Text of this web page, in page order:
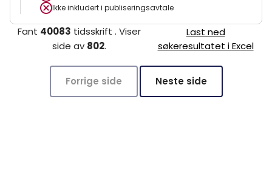
Ikke inkludert i publiseringsavtale
Fant 40083 tidsskrift .Viser
side av 802.
Last ned
søkeresultatet i Excel
Forrige side Neste side